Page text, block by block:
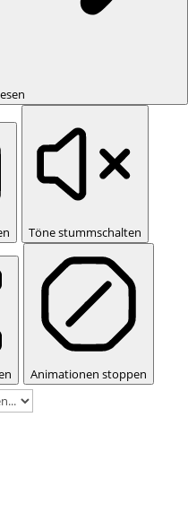
Töne stummschalten
Animationen stoppen